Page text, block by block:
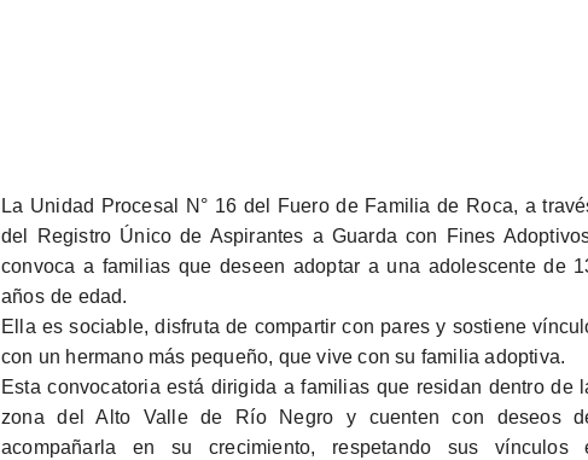
La Unidad Procesal N° 16 del Fuero de Familia de Roca, a
del Registro Único de Aspirantes a Guarda con Fines
convoca a familias que deseen adoptar a una adolescente de
años de edad.
Ella es sociable, disfruta de compartir con pares y sostiene
con un hermano más pequeño, que vive con su familia adoptiva.
Esta convocatoria está dirigida a familias que residan dentro de
zona del Alto Valle de Río Negro y cuenten con deseos
acompañarla en su crecimiento, respetando sus vínculos